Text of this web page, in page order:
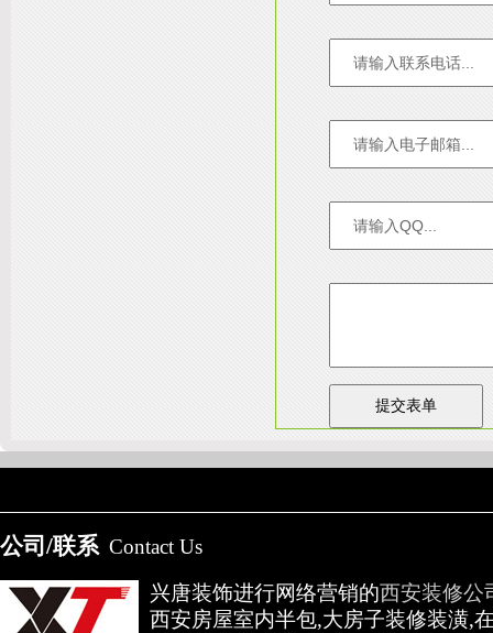
公司/联系 Contact Us
兴唐装饰进行网络营销的西安装修公
西安房屋室内半包,大房子装修装潢,